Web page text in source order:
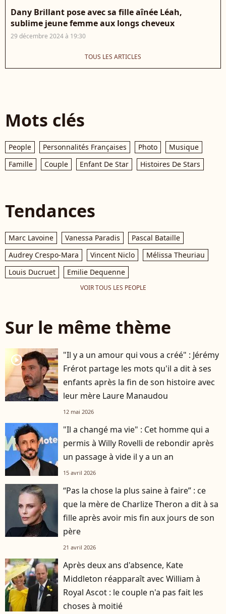
Dany Brillant pose avec sa fille aînée Léah,
sublime jeune femme aux longs cheveux
29 décembre 2024 à 19:30
TOUS LES ARTICLES
Mots clés
People Personnalités Françaises Photo
Musique
Famille
Couple Enfant De Star Histoires De Stars
Tendances
Marc Lavoine Vanessa Paradis
Pascal Bataille
Audrey Crespo-Mara
Vincent Niclo
Mélissa Theuriau
Louis Ducruet
Emilie Dequenne
VOIR TOUS LES PEOPLE
Sur le même thème
player2
"Il y a un amour qui vous a créé" : Jérémy
Frérot partage les mots qu'il a dit à ses
enfants après la fin de son histoire avec
leur mère Laure Manaudou
12 mai 2026
"Il a changé ma vie" : Cet homme qui a
permis à Willy Rovelli de rebondir après
un passage à vide il y a un an
15 avril 2026
“Pas la chose la plus saine à faire” : ce
que la mère de Charlize Theron a dit à sa
fille après avoir mis fin aux jours de son
père
21 avril 2026
Après deux ans d'absence, Kate
Middleton réapparaît avec William à
Royal Ascot : le couple n'a pas fait les
choses à moitié